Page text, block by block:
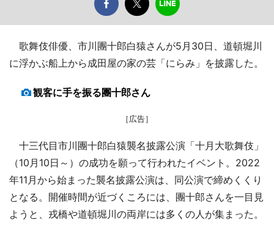
歌舞伎俳優、市川團十郎白猿さんが5月30日、道頓堀川
に浮かぶ船上から成田屋の家の芸「にらみ」を披露した。
観客に手を振る團十郎さん
［広告］
十三代目市川團十郎白猿襲名披露公演「十月大歌舞伎」
（10月10日～）の成功を願って行われたイベント。2022
年11月から始まった襲名披露公演は、同公演で締めくくり
となる。開催時間が近づくころには、團十郎さんを一目見
ようと、戎橋や道頓堀川の両岸には多くの人が集まった。